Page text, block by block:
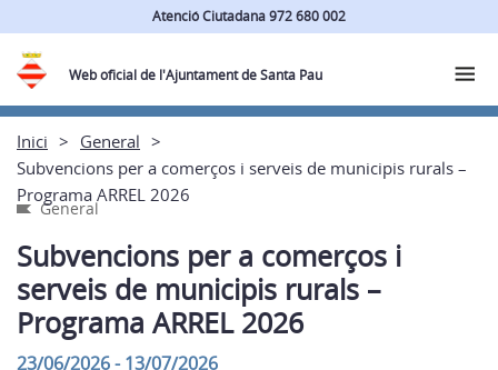
Atenció Ciutadana 972 680 002
Web oficial de l'Ajuntament de Santa Pau
Inici
General
Subvencions per a comerços i serveis de municipis rurals –
Programa ARREL 2026
General
Subvencions per a comerços i
serveis de municipis rurals –
Programa ARREL 2026
23/06/2026 - 13/07/2026